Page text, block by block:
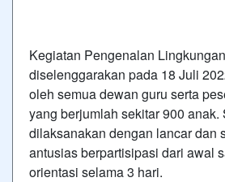
Kegiatan Pengenalan
diselenggarakan pada 18 Juli
oleh semua dewan guru serta
yang berjumlah sekitar 900 anak.
dilaksanakan dengan lancar dan
antusias berpartisipasi dari awal
orientasi selama 3 hari.